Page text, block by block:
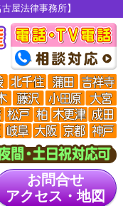
屋法律事務所】
お問合せ
アクセス・地図